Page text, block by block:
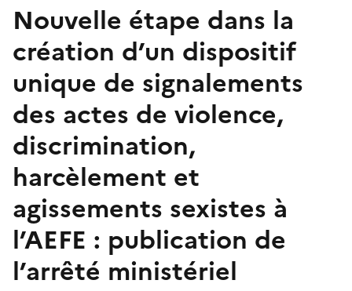
Nouvelle étape dans la
création d’un dispositif
unique de signalements
des actes de violence,
discrimination,
harcèlement et
agissements sexistes à
l’AEFE : publication de
l’arrêté ministériel